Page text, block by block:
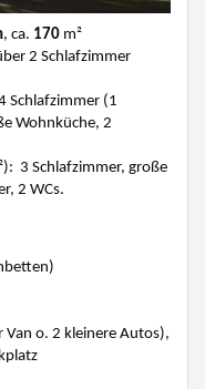
, ca. 170 m²
2 Schlafzimmer
Schlafzimmer (1
Wohnküche, 2
3 Schlafzimmer, große
2 WCs.
o. 2 kleinere Autos),